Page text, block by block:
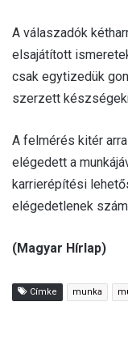
A válaszadók
elsajátított
csak egytizedük
szerzett
A felmérés kitér
elégedett a
karrierépítési
elégedetlenek
(Magyar Hírlap)
Címke munka